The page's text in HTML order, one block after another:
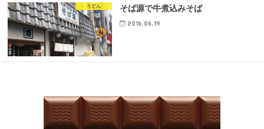
うどん そば源で牛煮込みそば
2016.06.19